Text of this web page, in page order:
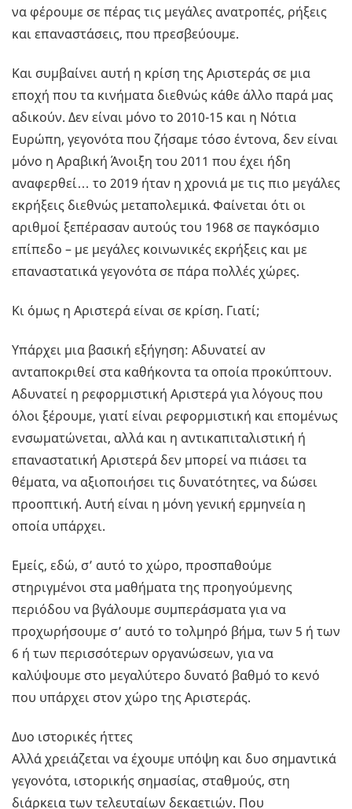
να φέρουμε σε πέρας τις μεγάλες ανατροπές, ρήξεις
και επαναστάσεις, που πρεσβεύουμε.
Και συμβαίνει αυτή η κρίση της Αριστεράς σε μια
εποχή που τα κινήματα διεθνώς κάθε άλλο παρά μας
αδικούν. Δεν είναι μόνο το 2010-15 και η Νότια
Ευρώπη, γεγονότα που ζήσαμε τόσο έντονα, δεν είναι
μόνο η Αραβική Άνοιξη του 2011 που έχει ήδη
αναφερθεί… το 2019 ήταν η χρονιά με τις πιο μεγάλες
εκρήξεις διεθνώς μεταπολεμικά. Φαίνεται ότι οι
αριθμοί ξεπέρασαν αυτούς του 1968 σε παγκόσμιο
επίπεδο – με μεγάλες κοινωνικές εκρήξεις και με
επαναστατικά γεγονότα σε πάρα πολλές χώρες.
Κι όμως η Αριστερά είναι σε κρίση. Γιατί;
Υπάρχει μια βασική εξήγηση: Αδυνατεί αν
ανταποκριθεί στα καθήκοντα τα οποία προκύπτουν.
Αδυνατεί η ρεφορμιστική Αριστερά για λόγους που
όλοι ξέρουμε, γιατί είναι ρεφορμιστική και επομένως
ενσωματώνεται, αλλά και η αντικαπιταλιστική ή
επαναστατική Αριστερά δεν μπορεί να πιάσει τα
θέματα, να αξιοποιήσει τις δυνατότητες, να δώσει
προοπτική. Αυτή είναι η μόνη γενική ερμηνεία η
οποία υπάρχει.
Εμείς, εδώ, σ’ αυτό το χώρο, προσπαθούμε
στηριγμένοι στα μαθήματα της προηγούμενης
περιόδου να βγάλουμε συμπεράσματα για να
προχωρήσουμε σ’ αυτό το τολμηρό βήμα, των 5 ή των
6 ή των περισσότερων οργανώσεων, για να
καλύψουμε στο μεγαλύτερο δυνατό βαθμό το κενό
που υπάρχει στον χώρο της Αριστεράς.
Δυο ιστορικές ήττες
Αλλά χρειάζεται να έχουμε υπόψη και δυο σημαντικά
γεγονότα, ιστορικής σημασίας, σταθμούς, στη
διάρκεια των τελευταίων δεκαετιών. Που